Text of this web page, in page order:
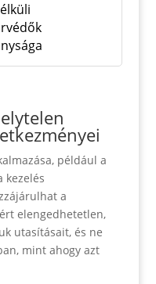
például a
kezelés
a
elengedhetetlen,
utasításait, és ne
mint ahogy azt